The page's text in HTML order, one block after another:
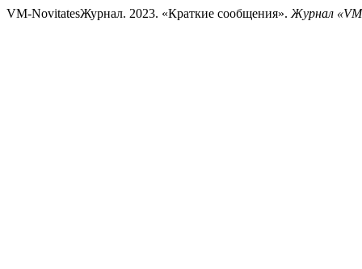
VM-NovitatesЖурнал. 2023. «Краткие сообщения». Журнал